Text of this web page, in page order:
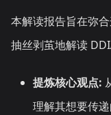
本解读报告旨在弥
抽丝剥茧地解读
提炼核心观点:
理解其想要传递